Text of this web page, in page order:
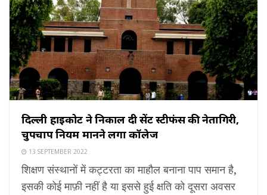
दिल्ली हाईकोर्ट ने निकाल दी सेंट स्टीफंस की नेतागिरी,
चुपचाप नियम मानने लगा कॉलेज
13 SEPTEMBER 2022
शिक्षण संस्थानों में कट्टरता का माहौल बनाना पाप समान है,
इसकी कोई माफ़ी नहीं है या इससे हुई क्षति को दूसरा अवसर